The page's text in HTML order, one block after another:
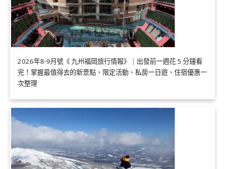
2026年8-9月號《 九州福岡旅行情報》｜出發前一週花 5 分鐘看
完！掌握最值得去的新景點、限定活動、私房一日遊、住宿優惠一
次整理